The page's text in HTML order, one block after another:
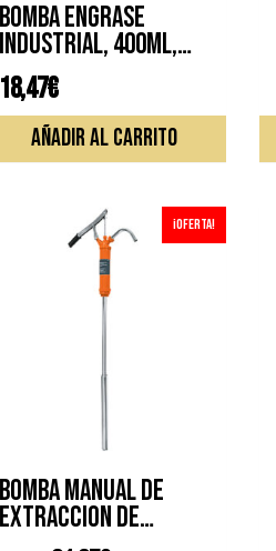
BOMBA ENGRASE
INDUSTRIAL, 400ML,
ALTA PRESION
18,47€
AÑADIR AL CARRITO
¡Oferta!
BOMBA MANUAL DE
EXTRACCION DE